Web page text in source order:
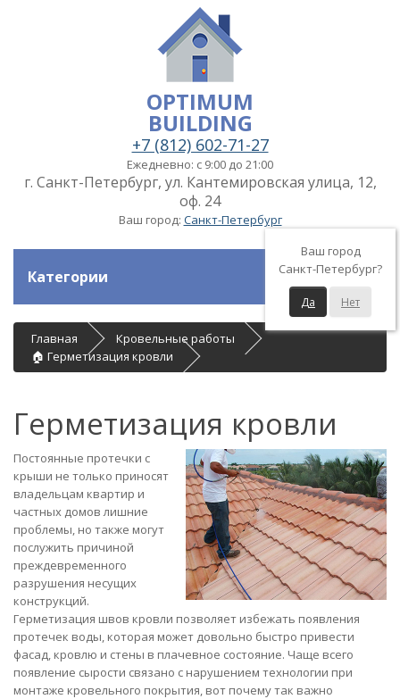
OPTIMUM
BUILDING
+7 (812) 602-71-27
Ежедневно: с 9:00 до 21:00
г. Санкт-Петербург, ул. Кантемировская улица, 12,
оф. 24
Ваш город: Санкт-Петербург
Ваш город
Санкт-Петербург?
Да Нет
Категории
Главная
Кровельные работы
🏠 Герметизация кровли
Герметизация кровли
Постоянные протечки с
крыши не только приносят
владельцам квартир и
частных домов лишние
проблемы, но также могут
послужить причиной
преждевременного
разрушения несущих
конструкций.
Герметизация швов кровли позволяет избежать появления
протечек воды, которая может довольно быстро привести
фасад, кровлю и стены в плачевное состояние. Чаще всего
появление сырости связано с нарушением технологии при
монтаже кровельного покрытия, вот почему так важно